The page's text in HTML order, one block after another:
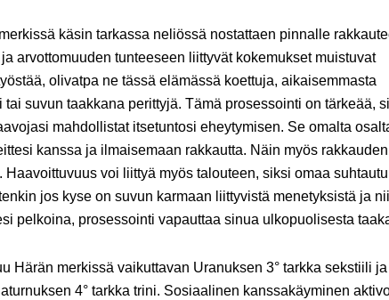
käsin tarkassa neliössä nostattaen pinnalle
arvottomuuden tunteeseen liittyvät kokemukset muistuvat
olivatpa ne tässä elämässä koettuja, aikaisemmasta
suvun taakkana perittyjä. Tämä prosessointi on tärkeää,
mahdollistat itsetuntosi eheytymisen. Se omalta
kanssa ja ilmaisemaan rakkautta. Näin myös rakkauden
voi liittyä myös talouteen, siksi omaa
jos kyse on suvun karmaan liittyvistä menetyksistä ja
pelkoina, prosessointi vapauttaa sinua ulkopuolisesta
Härän merkissä vaikuttavan Uranuksen 3° tarkka sekstiili ja
4° tarkka trini. Sosiaalinen kanssakäyminen